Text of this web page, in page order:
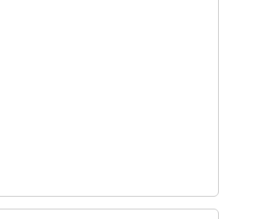
onglet)
dans un nouvel onglet)
dans un nouvel onglet)